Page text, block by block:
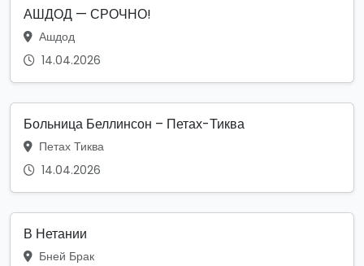
АШДОД — СРОЧНО!
Ашдод
14.04.2026
Больница Беллинсон – Петах-Тиква
Петах Тиква
14.04.2026
В Нетании
Бней Брак